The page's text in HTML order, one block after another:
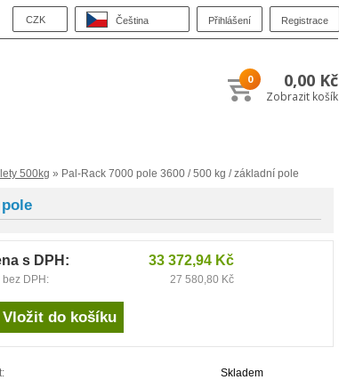
0 0,00 Kč
Zobrazit košík
CZK Čeština Přihlášení Registrace
500kg » Pal-Rack 7000 pole 3600 / 500 kg / základní pole
s DPH: 33 372,94 Kč
bez DPH: 27 580,80 Kč
Skladem